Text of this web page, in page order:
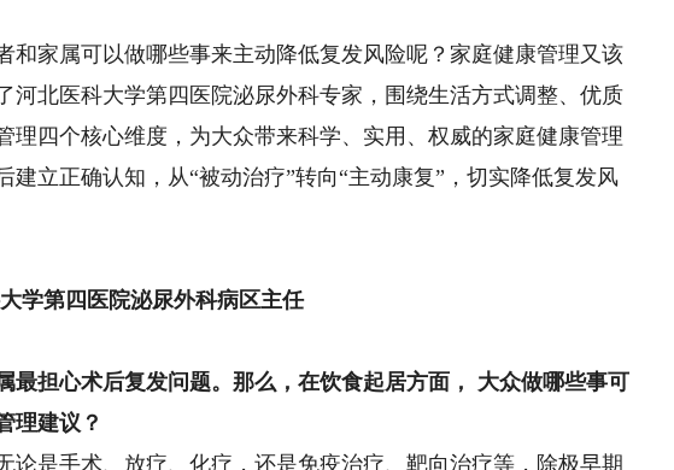
家属可以做哪些事来主动降低复发风险呢？家庭健康管理又该
河北医科大学第四医院泌尿外科专家，围绕生活方式调整、优质
理四个核心维度，为大众带来科学、实用、权威的家庭健康管理
建立正确认知，从“被动治疗”转向“主动康复”，切实降低复发风
第四医院泌尿外科病区主任
担心术后复发问题。那么，在饮食起居方面， 大众做哪些事可
理建议？
是手术、放疗、化疗，还是免疫治疗、靶向治疗等，除极早期